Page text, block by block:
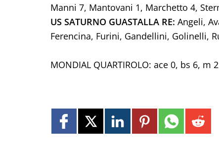
Manni 7, Mantovani 1, Marchetto 4,
US SATURNO GUASTALLA RE: Angeli,
Ferencina, Furini, Gandellini, Golinelli,
MONDIAL QUARTIROLO: ace 0, bs 6, m 2